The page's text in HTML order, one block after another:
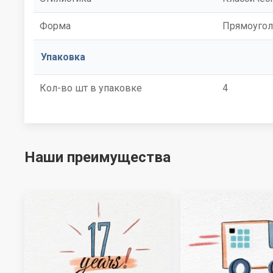
Форма
Упаковка
Кол-во шт в упаковке 4
Наши преимущества